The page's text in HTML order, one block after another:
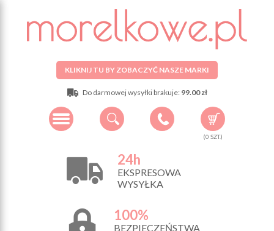
KLIKNIJ TU BY ZOBACZYĆ NASZE MARKI
Do darmowej wysyłki brakuje: 99.00 zł
(0 SZT.)
24h
EKSPRESOWA
WYSYŁKA
100%
BEZPIECZEŃSTWA